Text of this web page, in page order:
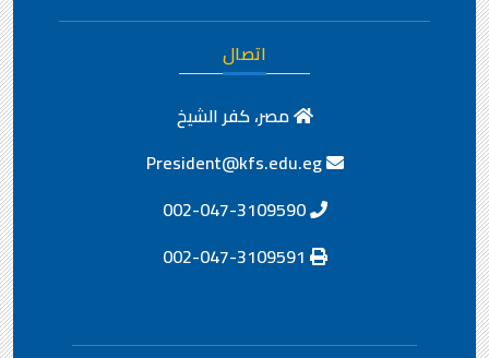
اتصال
مصر، كفر الشيخ
President@kfs.edu.eg
002-047-3109590